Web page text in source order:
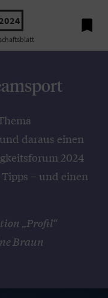

daraus einen
2024
– und einen
„Profil“
Braun